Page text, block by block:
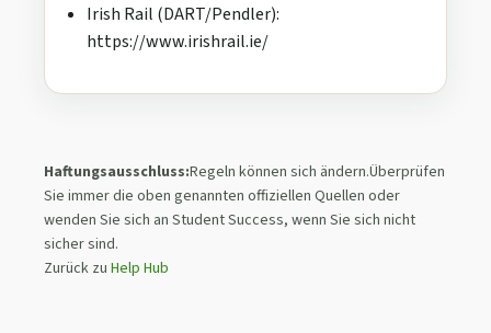
Irish Rail (DART/Pendler):
https://www.irishrail.ie/
Haftungsausschluss:Regeln können sich ändern.Überprüfen
Sie immer die oben genannten offiziellen Quellen oder
wenden Sie sich an Student Success, wenn Sie sich nicht
sicher sind.
Zurück zu Help Hub